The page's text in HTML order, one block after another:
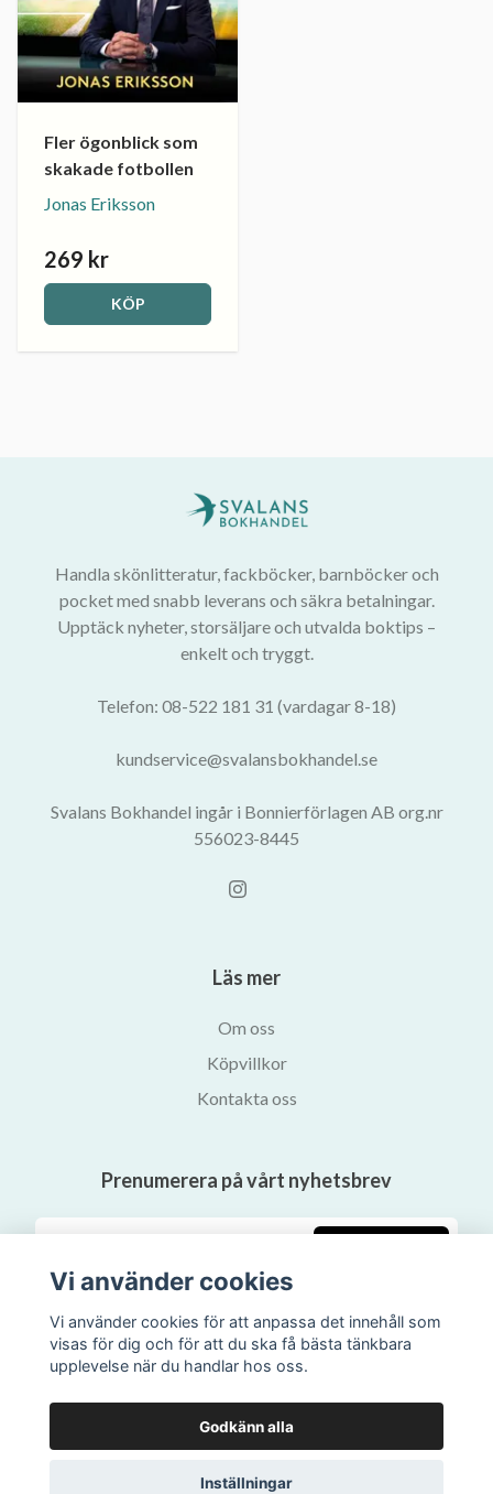
Fler ögonblick som
skakade fotbollen
Jonas Eriksson
269 kr
KÖP
Handla skönlitteratur, fackböcker, barnböcker och
pocket med snabb leverans och säkra betalningar.
Upptäck nyheter, storsäljare och utvalda boktips –
enkelt och tryggt.
Telefon: 08-522 181 31 (vardagar 8-18)
kundservice@svalansbokhandel.se
Svalans Bokhandel ingår i Bonnierförlagen AB org.nr
556023-8445
Läs mer
Om oss
Köpvillkor
Kontakta oss
Prenumerera på vårt nyhetsbrev
Vi använder cookies
Vi använder cookies för att anpassa det innehåll som
visas för dig och för att du ska få bästa tänkbara
upplevelse när du handlar hos oss.
Godkänn alla
Inställningar